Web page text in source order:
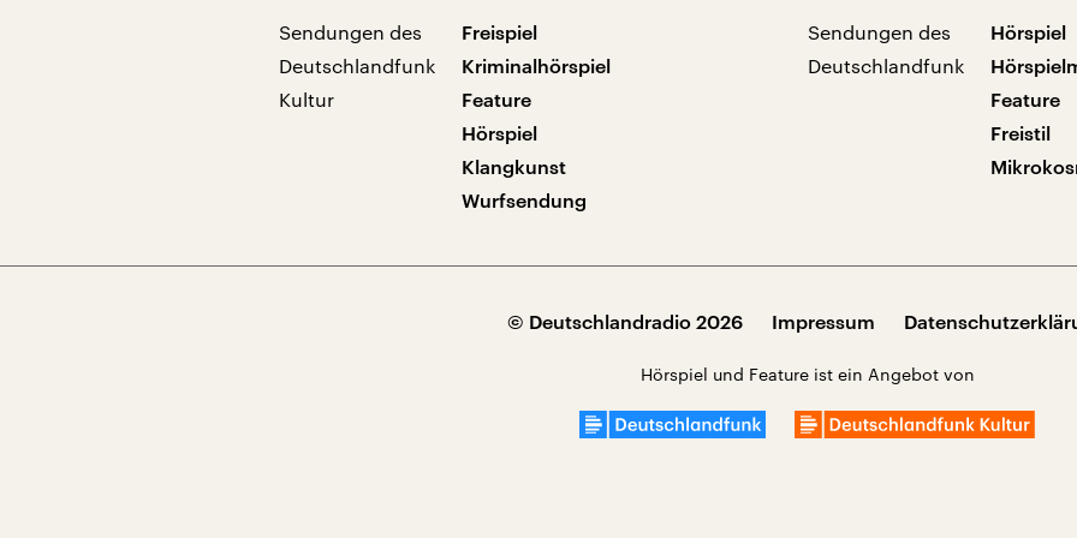
Sendungen des
Deutschlandfunk
Kultur
Freispiel
Kriminalhörspiel
Feature
Hörspiel
Klangkunst
Wurfsendung
Sendungen des
Deutschlandfunk
Hörspiel
Feature
Freistil
© Deutschlandradio 2026 Impressum
Hörspiel und Feature ist ein Angebot von